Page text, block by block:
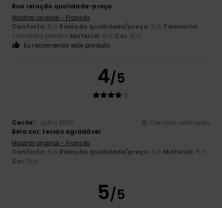
Boa relação qualidade-preço
Mostrar original - Francês
Conforto: 5 /5 Relação qualidade/preço: 5 /5 Tamanho:
Tamanho perfeito Material: 5 /5 Cor: 5/5
Eu recomendo este produto
4/5
Cecile7. Julho 2026
Compra verificada
Bela cor, tecido agradável
Mostrar original - Francês
Conforto: 5 /5 Relação qualidade/preço: 4 /5 Material: 5/5
Cor: 5/5
5/5